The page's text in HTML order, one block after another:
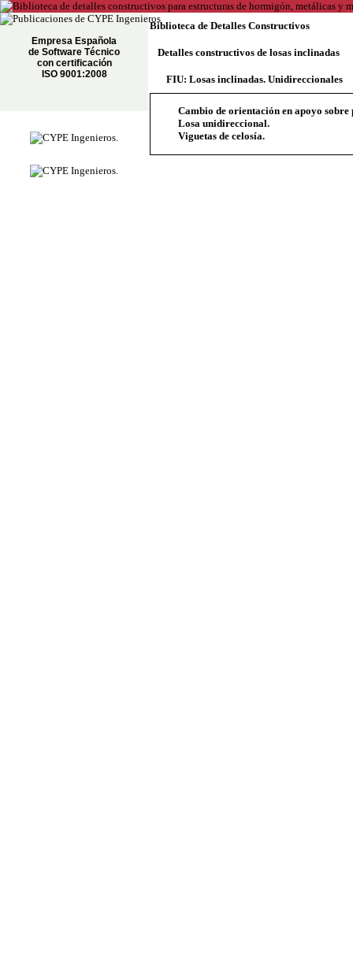
Empresa Española
de Software Técnico
con certificación
ISO 9001:2008
Biblioteca de Detalles Constructivos
Detalles constructivos de losas inclinadas
FIU: Losas inclinadas. Unidireccionales
Cambio de orientación en apoyo
Losa unidireccional.
Viguetas de celosía.